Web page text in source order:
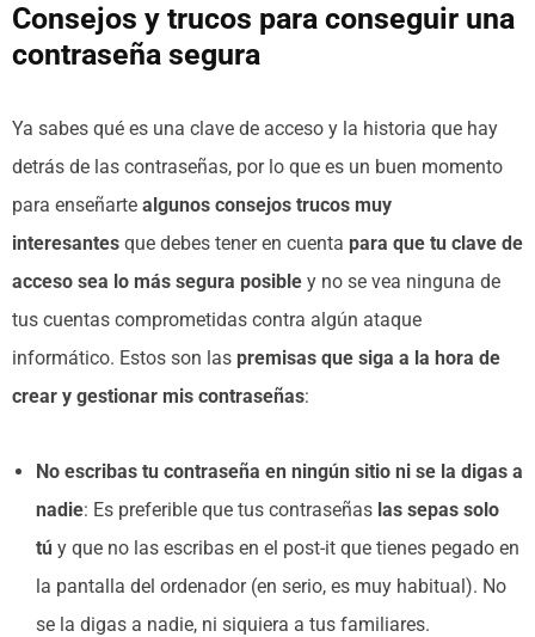
Consejos y trucos para conseguir una
contraseña segura
Ya sabes qué es una clave de acceso y la historia que hay
detrás de las contraseñas, por lo que es un buen momento
para enseñarte algunos consejos trucos muy
interesantes que debes tener en cuenta para que tu clave de
acceso sea lo más segura posible y no se vea ninguna de
tus cuentas comprometidas contra algún ataque
informático. Estos son las premisas que siga a la hora de
crear y gestionar mis contraseñas:
No escribas tu contraseña en ningún sitio ni se la digas a
nadie: Es preferible que tus contraseñas las sepas solo
tú y que no las escribas en el post-it que tienes pegado en
la pantalla del ordenador (en serio, es muy habitual). No
se la digas a nadie, ni siquiera a tus familiares.